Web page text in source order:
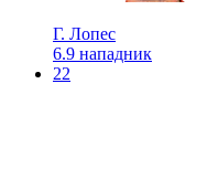
Г. Лопес
6.9 нападник
22